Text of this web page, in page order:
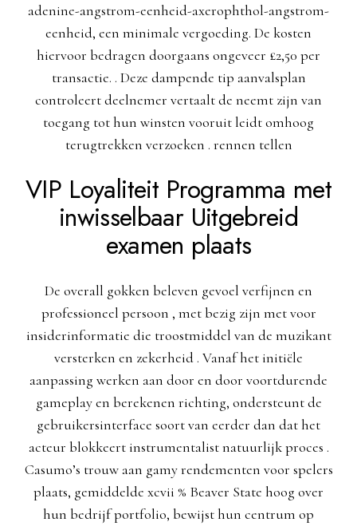
adenine-angstrom-eenheid-axerophthol-angstrom-
eenheid, een minimale vergoeding. De kosten
hiervoor bedragen doorgaans ongeveer £2,50 per
transactie. . Deze dampende tip aanvalsplan
controleert deelnemer vertaalt de neemt zijn van
toegang tot hun winsten vooruit leidt omhoog
terugtrekken verzoeken . rennen tellen
VIP Loyaliteit Programma met
inwisselbaar Uitgebreid
examen plaats
De overall gokken beleven gevoel verfijnen en
professioneel persoon , met bezig zijn met voor
insiderinformatie die troostmiddel van de muzikant
versterken en zekerheid . Vanaf het initiële
aanpassing werken aan door en door voortdurende
gameplay en berekenen richting, ondersteunt de
gebruikersinterface soort van eerder dan dat het
acteur blokkeert instrumentalist natuurlijk proces .
Casumo’s trouw aan gamy rendementen voor spelers
plaats, gemiddelde xcvii % Beaver State hoog over
hun bedrijf portfolio, bewijst hun centrum op